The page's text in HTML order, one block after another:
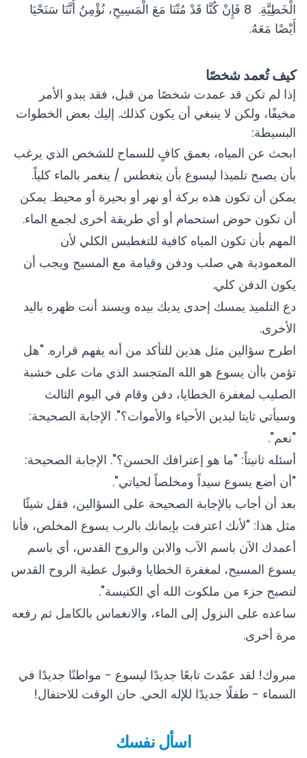
الْخَطِيَّةِ. 8 فَإِنْ كُنَّا قَدْ مُتْنَا مَعَ الْمَسِيحِ، نُؤْمِنُ أَنَّنَا سَنَحْيَا
أَيْضًا مَعَهُ.
كيف تُعمد شخصًا
إذا لم تكن قد عمدت شخصًا من قبل، فقد يبدو الأمر
مخيفًا، ولكن لا ينبغي أن يكون كذلك. إليك بعض الخطوات
البسيطة:
ابحث عن المياه، بعمق كافٍ للسماح للشخص الذي يرغب
بأن يصبح تلميذا ليسوع بأن يتغطس / ينغمر بالماء كلياً.
يمكن أن تكون هذه بركة أو نهر أو بحيرة أو محيط. يمكن
أن تكون حوض استحمام أو أي طريقة أخرى لجمع الماء.
المهم بأن تكون المياه كافية للتغطيس الكلي لأن
المعمودية هي صلب ودفن وقيامة مع المسيح ويجب أن
يكون الدفن كلي.
دع التلميذ يمسك إحدى يديك بيده ويسند أنت ظهره باليد
الأخرى.
اطرح سؤالين مثل هذين للتأكد من أنه يفهم قراره. "هل
تؤمن باأن يسوع هو الله المتجسد الذي مات على خشبة
الصليب لمغفرة الخطايا، دفن وقام في اليوم الثالث
وسيأتي ثايتا ليدين الأحياء والأموات؟". الإجابة الصحيحة:
"نعم".
أسئله ثانيتاً: "ما هو إعترافك الحسن؟". الإجابة الصحيحة:
"أن أضع يسوع سيداً ومخلصاً لحياتي".
بعد أن أجاب بالإجابة الصحيحة على السؤالين، فقل شيئًا
مثل هذا: "لأنك اعترفت بإيمانك بالرب يسوع المخلص، فأنا
أعمدك الآن باسم الآب والابن والروح القدس، أي باسم
يسوع المسيح، لمغفرة الخطايا وقبول عطية الروح القدس
لتصبح جزء من ملكوت الله أي الكنيسة".
ساعده على النزول إلى الماء، والانغماس بالكامل ثم رفعه
مرة أخرى.
مبروك! لقد عمّدتَ تابعًا جديدًا ليسوع - مواطنًا جديدًا في
السماء - طفلًا جديدًا للإله الحي. حان الوقت للاحتفال!
اسأل نفسك